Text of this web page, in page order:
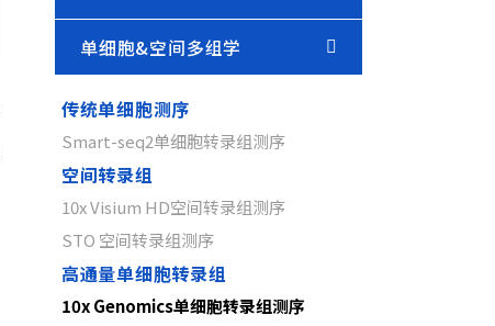
单细胞&空间多组学
传统单细胞测序
Smart-seq2单细胞转录组测序
空间转录组
10x Visium HD空间转录组测序
STO 空间转录组测序
高通量单细胞转录组
10x Genomics单细胞转录组测序